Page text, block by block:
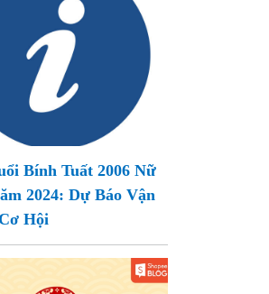
Bính Tuất 2006 Nữ
2024: Dự Báo Vận
Hội